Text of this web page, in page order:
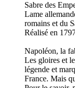
Sabre des
Lame
romains et du
Réalisé en
Napoléon, la
Les gloires et
légende et
France. Mais